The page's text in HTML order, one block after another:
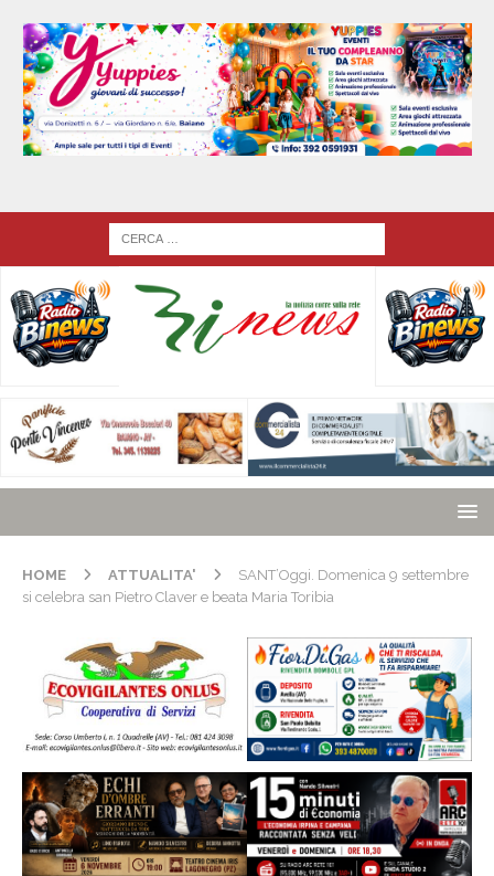
HOME ATTUALITA'
SANT’Oggi. Domenica 9 settembre
si celebra san Pietro Claver e beata Maria Toribia